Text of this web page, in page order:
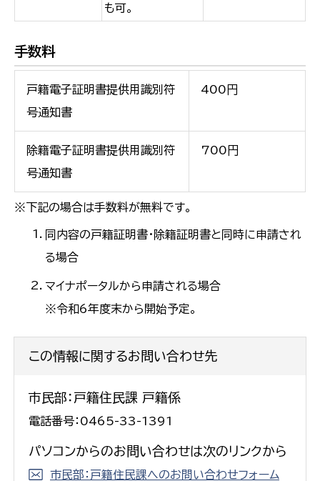
も可。
手数料
戸籍電子証明書提供用識別符
号通知書
400円
除籍電子証明書提供用識別符
号通知書
700円
※下記の場合は手数料が無料です。
同内容の戸籍証明書・除籍証明書と同時に申請され
る場合
マイナポータルから申請される場合
※令和6年度末から開始予定。
この情報に関するお問い合わせ先
市民部：戸籍住民課 戸籍係
電話番号：0465-33-1391
パソコンからのお問い合わせは次のリンクから
市民部：戸籍住民課へのお問い合わせフォーム